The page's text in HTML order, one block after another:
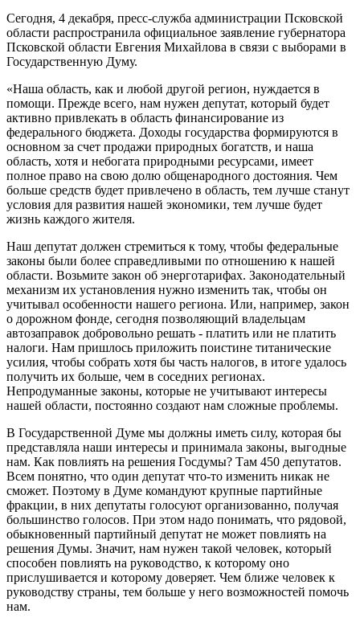
Сегодня, 4 декабря, пресс-служба администрации Псковской
области распространила официальное заявление губернатора
Псковской области Евгения Михайлова в связи с выборами в
Государственную Думу.
«Наша область, как и любой другой регион, нуждается в
помощи. Прежде всего, нам нужен депутат, который будет
активно привлекать в область финансирование из
федерального бюджета. Доходы государства формируются в
основном за счет продажи природных богатств, и наша
область, хотя и небогата природными ресурсами, имеет
полное право на свою долю общенародного достояния. Чем
больше средств будет привлечено в область, тем лучше станут
условия для развития нашей экономики, тем лучше будет
жизнь каждого жителя.
Наш депутат должен стремиться к тому, чтобы федеральные
законы были более справедливыми по отношению к нашей
области. Возьмите закон об энерготарифах. Законодательный
механизм их установления нужно изменить так, чтобы он
учитывал особенности нашего региона. Или, например, закон
о дорожном фонде, сегодня позволяющий владельцам
автозаправок добровольно решать - платить или не платить
налоги. Нам пришлось приложить поистине титанические
усилия, чтобы собрать хотя бы часть налогов, в итоге удалось
получить их больше, чем в соседних регионах.
Непродуманные законы, которые не учитывают интересы
нашей области, постоянно создают нам сложные проблемы.
В Государственной Думе мы должны иметь силу, которая бы
представляла наши интересы и принимала законы, выгодные
нам. Как повлиять на решения Госдумы? Там 450 депутатов.
Всем понятно, что один депутат что-то изменить никак не
сможет. Поэтому в Думе командуют крупные партийные
фракции, в них депутаты голосуют организованно, получая
большинство голосов. При этом надо понимать, что рядовой,
обыкновенный партийный депутат не может повлиять на
решения Думы. Значит, нам нужен такой человек, который
способен повлиять на руководство, к которому оно
прислушивается и которому доверяет. Чем ближе человек к
руководству страны, тем больше у него возможностей помочь
нам.